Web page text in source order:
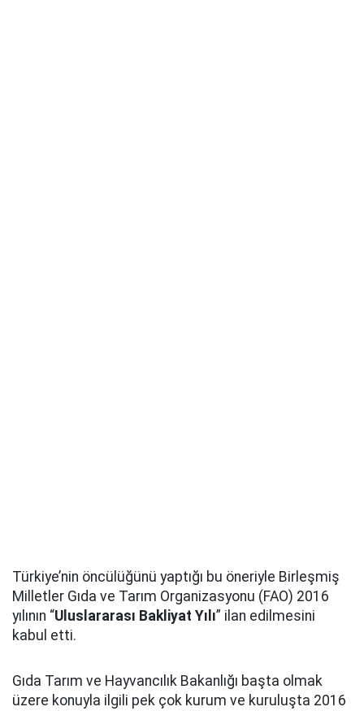
Türkiye’nin öncülüğünü yaptığı bu öneriyle Birleşmiş
Milletler Gıda ve Tarım Organizasyonu (FAO) 2016
yılının “Uluslararası Bakliyat Yılı” ilan edilmesini
kabul etti.
Gıda Tarım ve Hayvancılık Bakanlığı başta olmak
üzere konuyla ilgili pek çok kurum ve kuruluşta 2016